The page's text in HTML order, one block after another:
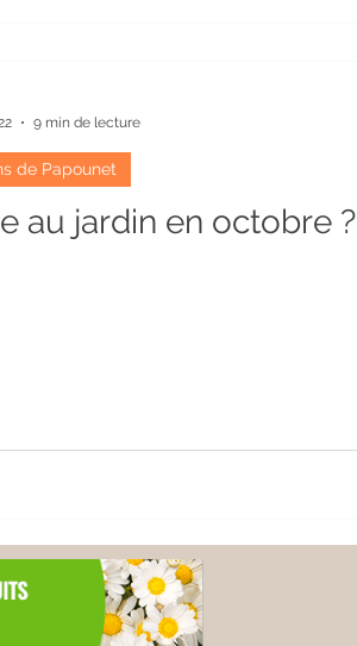
au jardin en octobre ?
de Papounet
9 min de lecture